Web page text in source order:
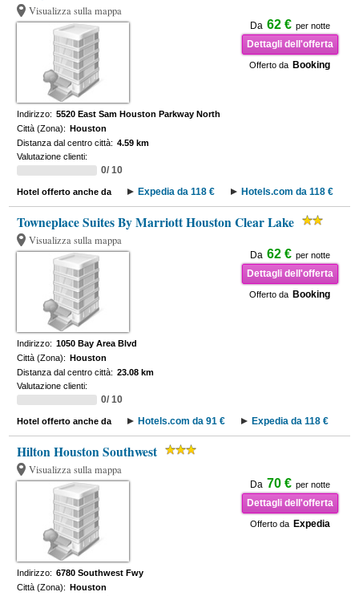
Visualizza sulla mappa
Da 62 € per notte
Dettagli dell'offerta
Offerto da Booking
Indirizzo: 5520 East Sam Houston Parkway North
Città (Zona): Houston
Distanza dal centro città: 4.59 km
Valutazione clienti:
0/ 10
Hotel offerto anche da Expedia da 118 € Hotels.com da 118 €
Towneplace Suites By Marriott Houston Clear Lake
Visualizza sulla mappa
Da 62 € per notte
Dettagli dell'offerta
Offerto da Booking
Indirizzo: 1050 Bay Area Blvd
Città (Zona): Houston
Distanza dal centro città: 23.08 km
Valutazione clienti:
0/ 10
Hotel offerto anche da Hotels.com da 91 € Expedia da 118 €
Hilton Houston Southwest
Visualizza sulla mappa
Da 70 € per notte
Dettagli dell'offerta
Offerto da Expedia
Indirizzo: 6780 Southwest Fwy
Città (Zona): Houston